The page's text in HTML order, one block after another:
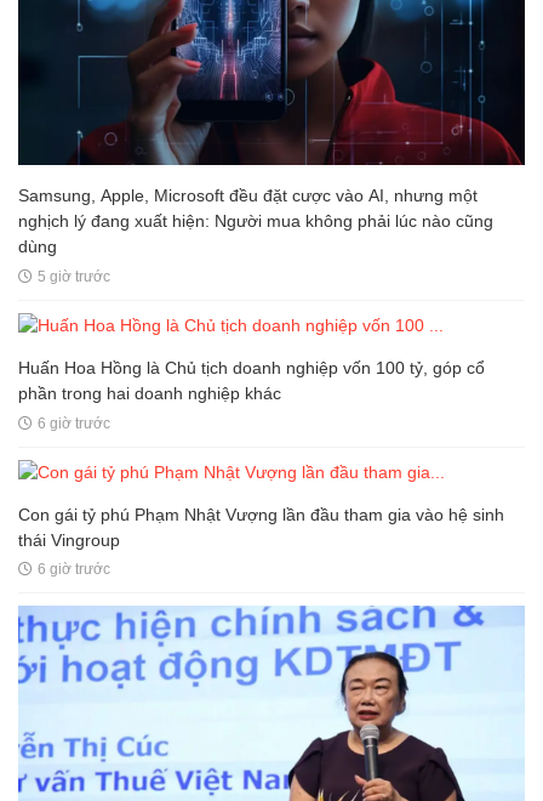
Samsung, Apple, Microsoft đều đặt cược vào AI, nhưng một
nghịch lý đang xuất hiện: Người mua không phải lúc nào cũng
dùng
5 giờ trước
Huấn Hoa Hồng là Chủ tịch doanh nghiệp vốn 100 tỷ, góp cổ
phần trong hai doanh nghiệp khác
6 giờ trước
Con gái tỷ phú Phạm Nhật Vượng lần đầu tham gia vào hệ sinh
thái Vingroup
6 giờ trước